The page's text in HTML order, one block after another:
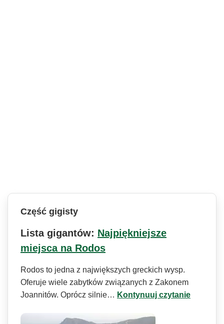
Część gigisty
Lista gigantów: Najpiękniejsze
miejsca na Rodos
Rodos to jedna z największych greckich wysp.
Oferuje wiele zabytków związanych z Zakonem
Joannitów. Oprócz silnie… Kontynuuj czytanie